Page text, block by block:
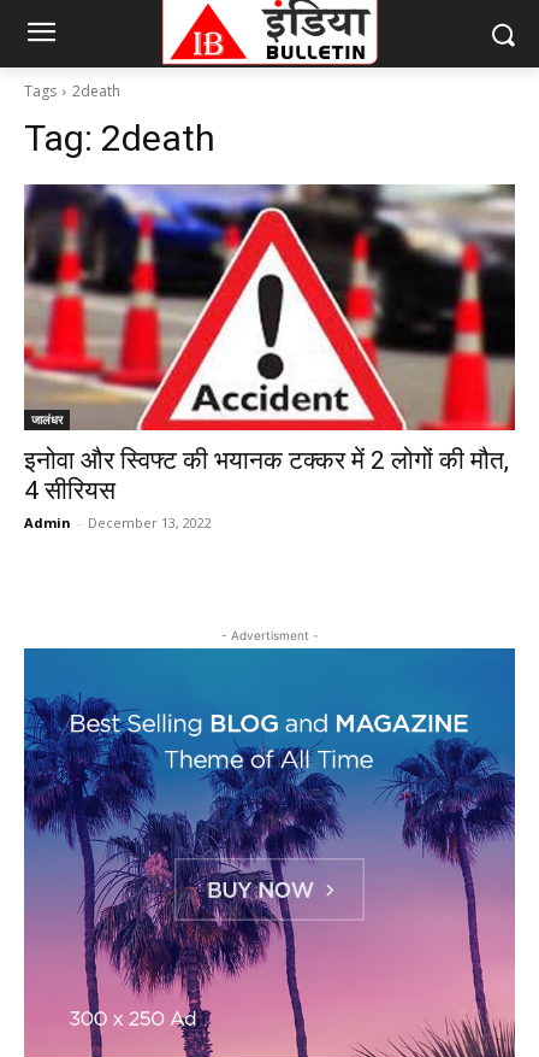
Tags 2death
Tag: 2death
जालंधर
इनोवा और स्विफ्ट की भयानक टक्कर में 2 लोगों की मौत,
4 सीरियस
Admin - December 13, 2022
- Advertisment -